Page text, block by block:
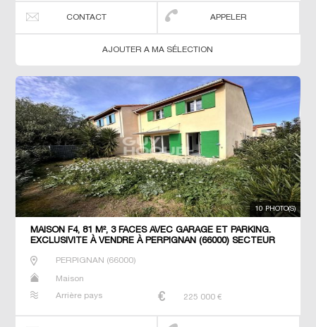
CONTACT APPELER
AJOUTER A MA SÉLECTION
10 PHOTO(S)
MAISON F4, 81 M², 3 FACES AVEC GARAGE ET PARKING.
EXCLUSIVITE À VENDRE À PERPIGNAN (66000) SECTEUR
PERPIGNAN (66000)
Maison
Arrière pays 225 000 €